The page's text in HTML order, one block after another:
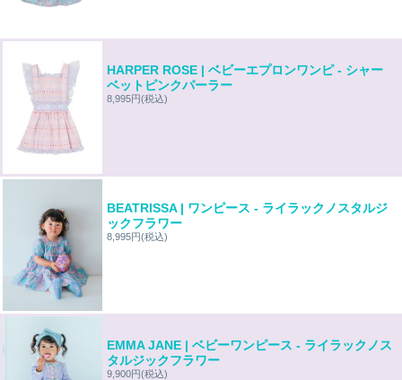
HARPER ROSE | ベビーエプロンワンピ - シャー
ベットピンクパーラー
8,995円(税込)
BEATRISSA | ワンピース - ライラックノスタルジ
ックフラワー
8,995円(税込)
EMMA JANE | ベビーワンピース - ライラックノス
タルジックフラワー
9,900円(税込)